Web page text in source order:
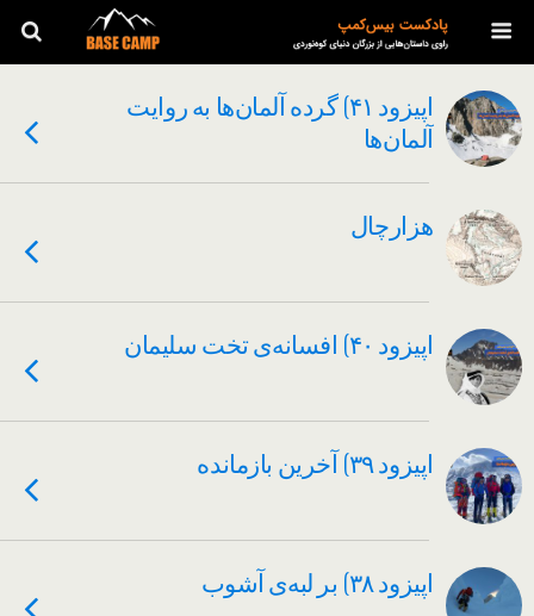
اپیزود ۴۱) گرده آلمان‌ها به روایت
آلمان‌ها
هزارچال
اپیزود ۴۰) افسانه‌ی تخت سلیمان
اپیزود ۳۹) آخرین بازمانده
اپیزود ۳۸) بر لبه‌ی آشوب